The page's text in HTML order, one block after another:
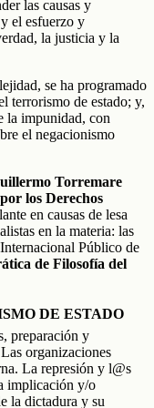
las causas y
el esfuerzo y
la justicia y la
se ha programado
terrorismo de estado; y,
la impunidad, con
el negacionismo
Torremare
los Derechos
en causas de lesa
en la materia: las
Público de
de Filosofía del
DE ESTADO
preparación y
organizaciones
La represión y l@s
implicación y/o
la dictadura y su